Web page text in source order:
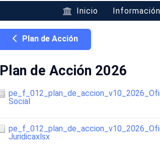
Inicio
Plan de Acción
Plan de Acción 2026
Social
Juridicaxlsx